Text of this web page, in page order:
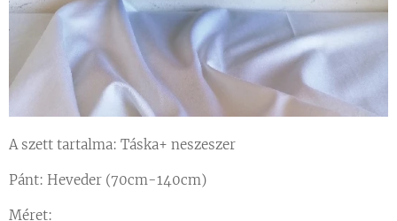
A szett tartalma: Táska+ neszeszer
Pánt: Heveder (70cm-140cm)
Méret: